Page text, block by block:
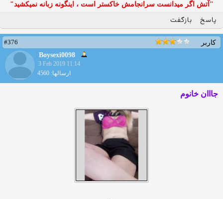
"آتش اگر ميدانست سرانجامش خاكستر است ، اينگونه زبانه نميكشيد"
پاسخ بازگفت
کاربر
#376
Boysexi0098
3 Feb 2019 11:14
ارسالها: 4560
جااان خانوم